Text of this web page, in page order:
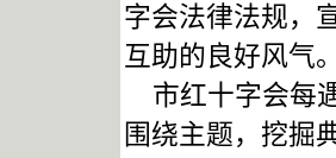
字会法律法规，
互助的良好风气。
市红十字会每
围绕主题，挖掘